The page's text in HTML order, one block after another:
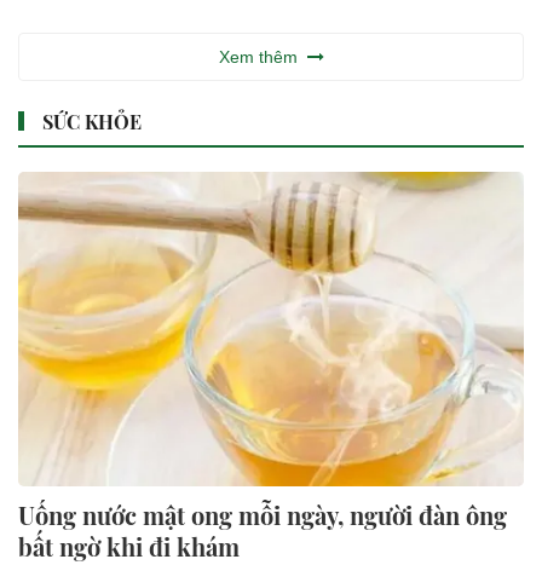
Xem thêm
SỨC KHỎE
Uống nước mật ong mỗi ngày, người đàn ông
bất ngờ khi đi khám